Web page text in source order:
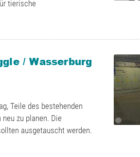
tierische
/ Wasserburg
Teile des bestehenden
zu planen. Die
ausgetauscht werden.